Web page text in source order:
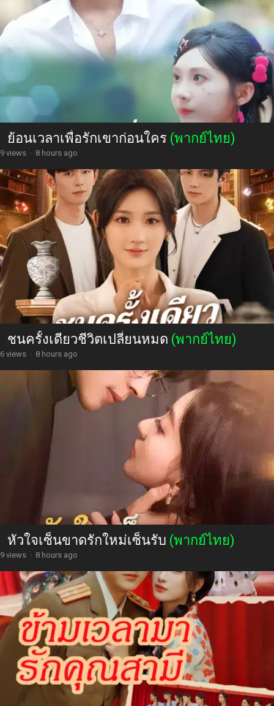
ย้อนเวลาเพื่อรักเขาก่อนใคร (พากย์ไทย)
9 views · 8 hours ago
ชนครั้งเดียวชีวิตเปลี่ยนหมด (พากย์ไทย)
6 views · 8 hours ago
หัวใจเซ็นขาดรักใหม่เซ็นรับ (พากย์ไทย)
9 views · 8 hours ago